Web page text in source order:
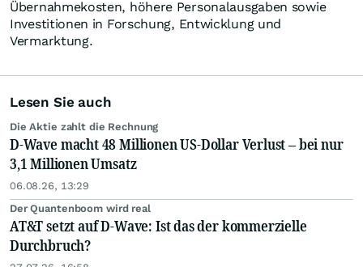
Übernahmekosten, höhere Personalausgaben sowie
Investitionen in Forschung, Entwicklung und
Vermarktung.
Lesen Sie auch
Die Aktie zahlt die Rechnung
D-Wave macht 48 Millionen US-Dollar Verlust – bei nur
3,1 Millionen Umsatz
06.08.26, 13:29
Der Quantenboom wird real
AT&T setzt auf D-Wave: Ist das der kommerzielle
Durchbruch?